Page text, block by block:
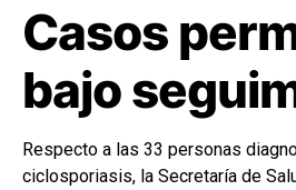
Casos
bajo
Respecto a las 33 personas
ciclosporiasis, la Secretaría de